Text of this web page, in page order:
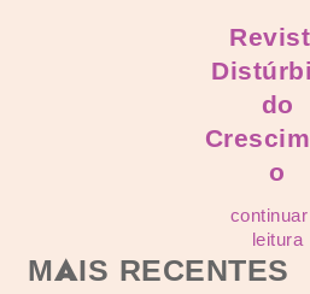
do
o
leitura
MAIS RECENTES